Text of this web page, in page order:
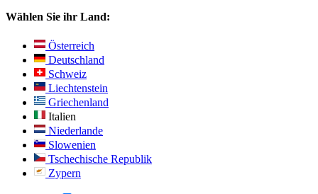
Wählen Sie ihr Land:
Österreich
Deutschland
Schweiz
Liechtenstein
Griechenland
Italien
Niederlande
Slowenien
Tschechische Republik
Zypern